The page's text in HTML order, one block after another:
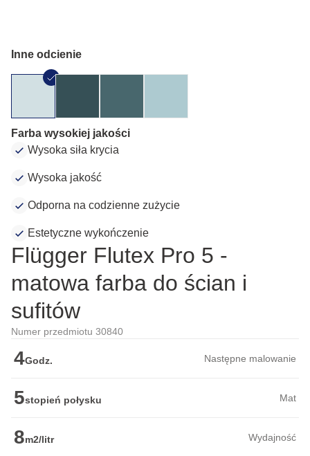
Inne odcienie
Farba wysokiej jakości
Wysoka siła krycia
Wysoka jakość
Odporna na codzienne zużycie
Estetyczne wykończenie
Flügger Flutex Pro 5 -
matowa farba do ścian i
sufitów
Numer przedmiotu 30840
4Godz. Następne malowanie
5stopień połysku Mat
8m2/litr Wydajność